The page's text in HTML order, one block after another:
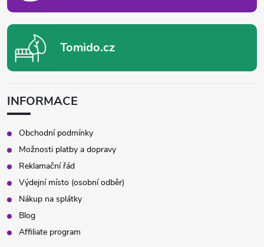
k
y
v
ý
p
i
s
u
Tomido.cz
INFORMACE
Obchodní podmínky
Možnosti platby a dopravy
Reklamační řád
Výdejní místo (osobní odběr)
Nákup na splátky
Blog
Affiliate program